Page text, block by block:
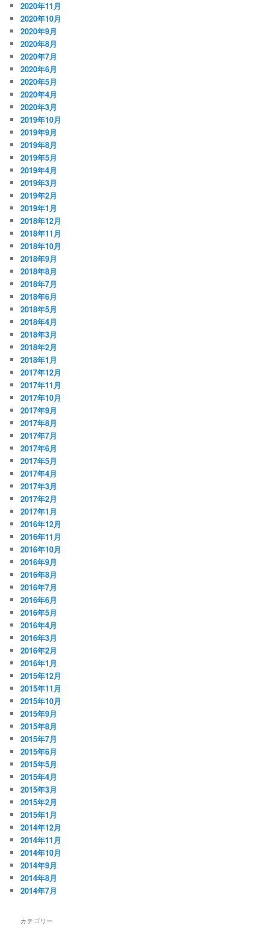
2020年11月
2020年10月
2020年9月
2020年8月
2020年7月
2020年6月
2020年5月
2020年4月
2020年3月
2019年10月
2019年9月
2019年8月
2019年5月
2019年4月
2019年3月
2019年2月
2019年1月
2018年12月
2018年11月
2018年10月
2018年9月
2018年8月
2018年7月
2018年6月
2018年5月
2018年4月
2018年3月
2018年2月
2018年1月
2017年12月
2017年11月
2017年10月
2017年9月
2017年8月
2017年7月
2017年6月
2017年5月
2017年4月
2017年3月
2017年2月
2017年1月
2016年12月
2016年11月
2016年10月
2016年9月
2016年8月
2016年7月
2016年6月
2016年5月
2016年4月
2016年3月
2016年2月
2016年1月
2015年12月
2015年11月
2015年10月
2015年9月
2015年8月
2015年7月
2015年6月
2015年5月
2015年4月
2015年3月
2015年2月
2015年1月
2014年12月
2014年11月
2014年10月
2014年9月
2014年8月
2014年7月
カテゴリー